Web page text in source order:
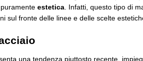
estetica . Infatti, questo tipo di
sul fronte delle linee e delle scelte
una tendenza piuttosto recente,